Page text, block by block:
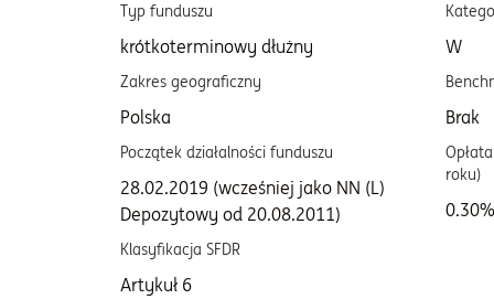
Typ funduszu
krótkoterminowy dłużny W
Zakres geograficzny
Polska Brak
Początek działalności funduszu
28.02.2019 (wcześniej jako NN (L)
Depozytowy od 20.08.2011)
roku)
0.30%
Klasyfikacja SFDR
Artykuł 6